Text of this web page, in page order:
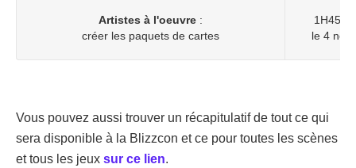
Artistes à l'oeuvre :
créer les paquets de cartes
1H45 à
le 4
Vous pouvez aussi trouver un récapitulatif de tout ce qui
sera disponible à la Blizzcon et ce pour toutes les scènes
et tous les jeux sur ce lien.